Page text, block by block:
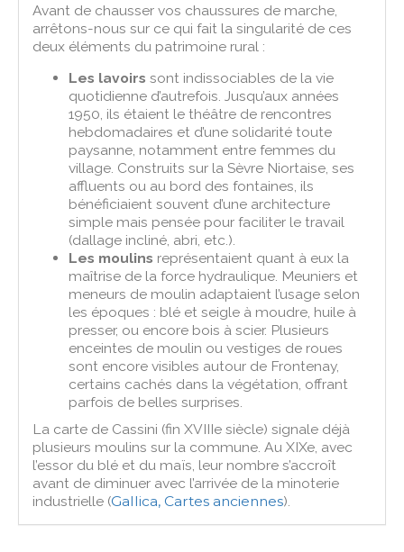
Avant de chausser vos chaussures de marche,
arrêtons-nous sur ce qui fait la singularité de ces
deux éléments du patrimoine rural :
Les lavoirs sont indissociables de la vie
quotidienne d’autrefois. Jusqu’aux années
1950, ils étaient le théâtre de rencontres
hebdomadaires et d’une solidarité toute
paysanne, notamment entre femmes du
village. Construits sur la Sèvre Niortaise, ses
affluents ou au bord des fontaines, ils
bénéficiaient souvent d’une architecture
simple mais pensée pour faciliter le travail
(dallage incliné, abri, etc.).
Les moulins représentaient quant à eux la
maîtrise de la force hydraulique. Meuniers et
meneurs de moulin adaptaient l’usage selon
les époques : blé et seigle à moudre, huile à
presser, ou encore bois à scier. Plusieurs
enceintes de moulin ou vestiges de roues
sont encore visibles autour de Frontenay,
certains cachés dans la végétation, offrant
parfois de belles surprises.
La carte de Cassini (fin XVIIIe siècle) signale déjà
plusieurs moulins sur la commune. Au XIXe, avec
l’essor du blé et du maïs, leur nombre s’accroît
avant de diminuer avec l’arrivée de la minoterie
industrielle (Gallica, Cartes anciennes).